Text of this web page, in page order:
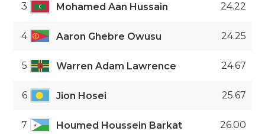
3 Mohamed Aan Hussain 24.22
4 Aaron Ghebre Owusu 24.25
5 Warren Adam Lawrence 24.67
6 Jion Hosei 25.67
7 Houmed Houssein Barkat 26.00